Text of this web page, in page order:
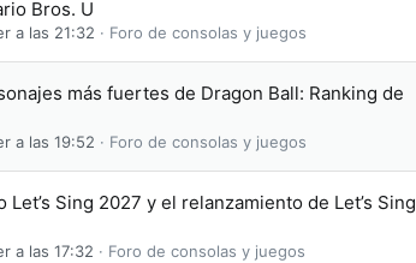
Bros. U
a las 21:32 Foro de consolas y juegos
más fuertes de Dragon Ball: Ranking de
a las 19:52 Foro de consolas y juegos
Let’s Sing 2027 y el relanzamiento de Let’s Sing
a las 17:32 Foro de consolas y juegos